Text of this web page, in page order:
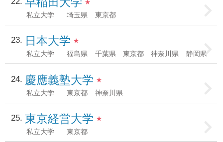
★
私立大学 埼玉県 東京都
23 日本大学 ★
私立大学 福島県 千葉県 東京都 神奈川県 静岡県
24 慶應義塾大学 ★
私立大学 東京都 神奈川県
25 東京経営大学 ★
私立大学 東京都